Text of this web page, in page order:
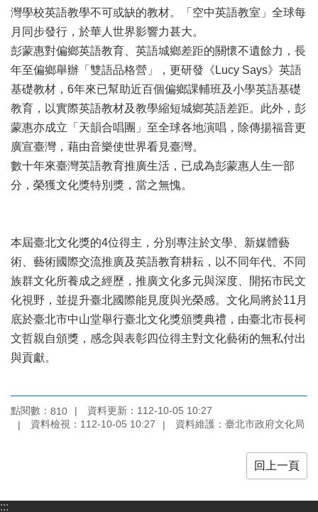
灣學校英語教學不可或缺的教材。「空中英語教室」全球每
月同步發行，於華人世界影響力甚大。
彭蒙惠對偏鄉英語教育、英語城鄉差距的關懷不遺餘力，長
年至偏鄉舉辦「雙語品格營」，更研發《Lucy Says》英語
基礎教材，6年來已幫助近百個偏鄉課輔班及小學英語基礎
教育，以實際英語教材及教學縮短城鄉英語差距。此外，彭
蒙惠亦成立「天韻合唱團」至全球各地演唱，除傳揚福音更
廣宣臺灣，藉由音樂使世界看見臺灣。
數十年來臺灣英語教育推廣生活，已成為彭蒙惠人生一部
分，榮獲文化獎特別獎，當之無愧。
本屆臺北文化獎的4位得主，分別專注於文學、新媒體藝
術、藝術國際交流推廣及英語教育耕耘，以不同年代、不同
族群文化所養成之經歷，推廣文化多元與深度、開拓市民文
化視野，並提升臺北國際能見度與光榮感。文化局將於11月
底於臺北市中山堂舉行臺北文化獎頒獎典禮，由臺北市長柯
文哲親自頒獎，感念與表彰四位得主對文化藝術的無私付出
與貢獻。
點閱數： 810
資料更新：112-10-05 10:27
資料檢視：112-10-05 10:27
資料維護：臺北市政府文化局
回上一頁
:::